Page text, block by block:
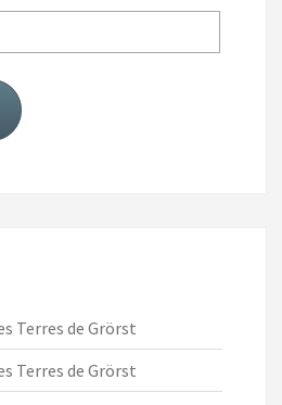
Terres de Grörst
Terres de Grörst